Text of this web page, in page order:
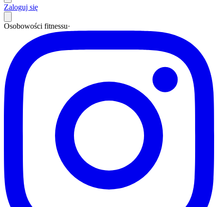
Zaloguj się
Osobowości fitnessu·